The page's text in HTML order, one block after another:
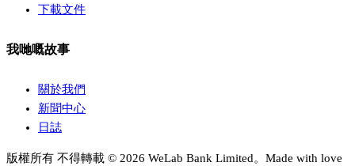
下載文件
我哋嘅故事
關於我們
新聞中心
日誌
版權所有 不得轉載 © 2026 WeLab Bank Limited。Made with love